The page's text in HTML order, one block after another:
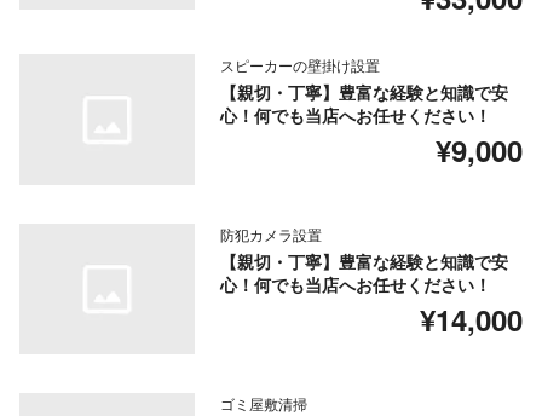
スピーカーの壁掛け設置
【親切・丁寧】豊富な経験と知識で安
心！何でも当店へお任せください！
¥9,000
防犯カメラ設置
【親切・丁寧】豊富な経験と知識で安
心！何でも当店へお任せください！
¥14,000
ゴミ屋敷清掃